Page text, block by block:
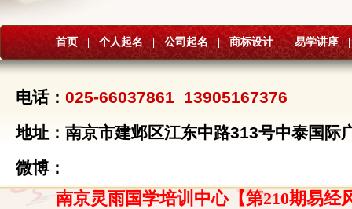
首页 | 个人起名 | 公司起名 | 商标设计 | 易学讲座 |
电话： 025-66037861 13905167376
地址：南京市建邺区江东中路313号中泰国际
微博：
南京灵雨国学培训中心【第210期易经